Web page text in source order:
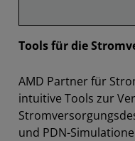
Tools für die
AMD Partner für
intuitive Tools zur
und PDN-